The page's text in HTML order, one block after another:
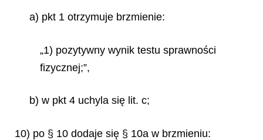
a) pkt 1 otrzymuje brzmienie:
„1) pozytywny wynik testu sprawności
fizycznej;”,
b) w pkt 4 uchyla się lit. c;
10) po § 10 dodaje się § 10a w brzmieniu: